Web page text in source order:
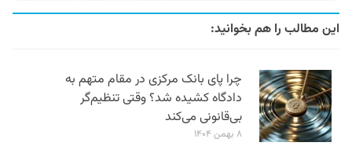
این مطالب را هم بخوانید:
چرا پای بانک مرکزی در مقام متهم به
دادگاه کشیده شد؟ وقتی تنظیم‌گر
بی‌قانونی می‌کند
۸ بهمن ۱۴۰۴